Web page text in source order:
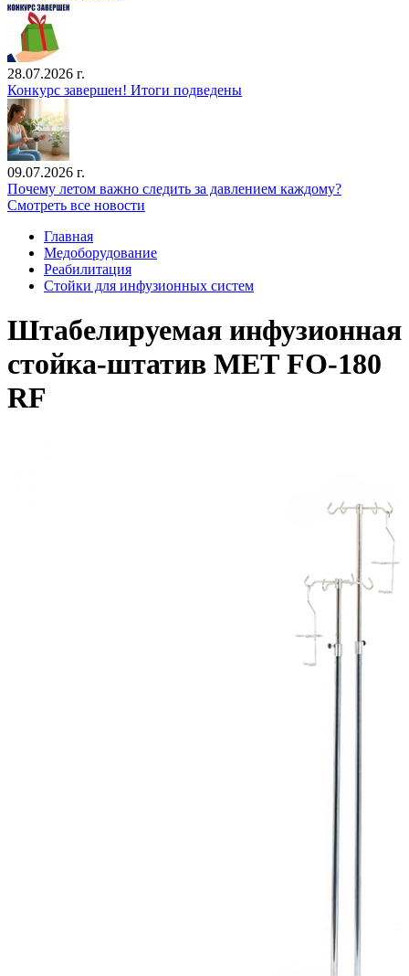
28.07.2026 г.
Конкурс завершен! Итоги подведены
09.07.2026 г.
Почему летом важно следить за давлением каждому?
Смотреть все новости
Главная
Медоборудование
Реабилитация
Стойки для инфузионных систем
Штабелируемая инфузионная
стойка-штатив МЕТ FO-180
RF